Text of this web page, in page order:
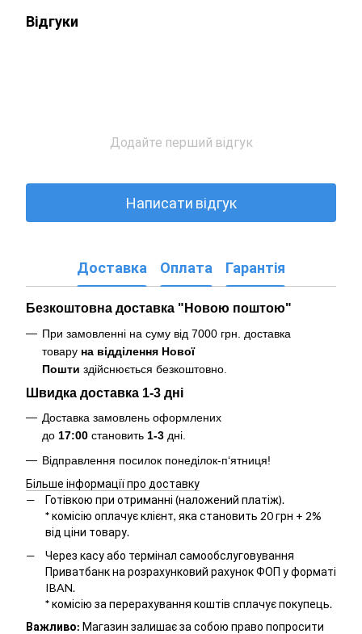
Відгуки
Додайте перший відгук
Написати відгук
Доставка Оплата Гарантія
Безкоштовна доставка "Новою поштою"
При замовленні на суму від 7000 грн. доставка
товару на відділення Нової
Пошти здійснюється безкоштовно
Швидка доставка 1-3 дні
Доставка замовлень оформлених
до 17:00 становить 1-3 дні.
Відправлення посилок понеділок-п‘ятниця!
Більше інформації про доставку
Готівкою при отриманні (наложений платіж).
*комісію оплачує клієнт, яка становить 20 грн + 2%
від ціни товару.
Через касу або термінал самообслуговування
Приватбанк на розрахунковий рахунок ФОП у форматі
IBAN.
*комісію за перерахування коштів сплачує покупець.
Важливо: Магазин залишає за собою право попросити